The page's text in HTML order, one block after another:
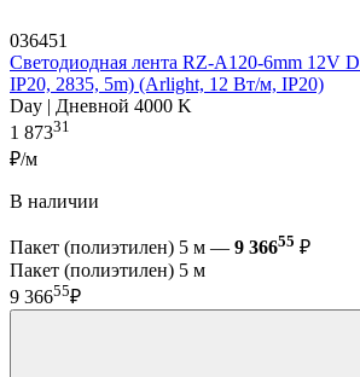
036451
Светодиодная лента RZ-A120-6mm 12V
IP20, 2835, 5m) (Arlight, 12 Вт/м, IP20)
Day | Дневной 4000 K
1 87331
₽/м
В наличии
Пакет (полиэтилен) 5 м — 9 36655 ₽
Пакет (полиэтилен) 5 м
9 36655₽